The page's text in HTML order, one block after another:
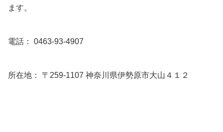
ます。
電話： 0463-93-4907
所在地： 〒259-1107 神奈川県伊勢原市大山４１２